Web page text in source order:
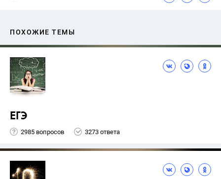
ПОХОЖИЕ ТЕМЫ
ЕГЭ
2985 вопросов 3273 ответа